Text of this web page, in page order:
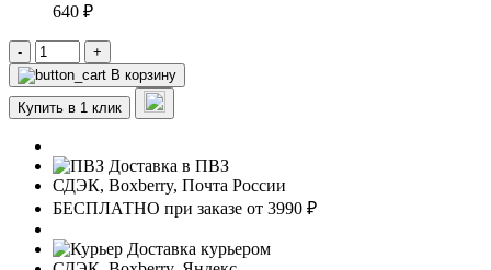
640 ₽
-
+
В корзину
Купить в 1 клик
Доставка в ПВЗ
СДЭК, Boxberry, Почта России
БЕСПЛАТНО при заказе от 3990 ₽
Доставка курьером